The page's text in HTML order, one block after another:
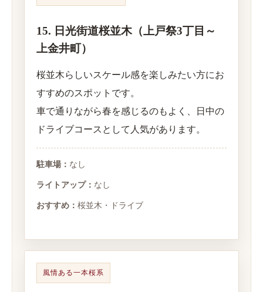
15. 日光街道桜並木（上戸祭3丁目～
上金井町）
桜並木らしいスケール感を楽しみたい方にお
すすめのスポットです。
車で通りながら春を感じるのもよく、日中の
ドライブコースとして人気があります。
駐車場： なし
ライトアップ： なし
おすすめ： 桜並木・ドライブ
風情ある一本桜系